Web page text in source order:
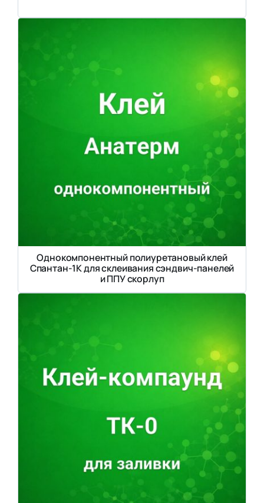
Однокомпонентный полиуретановый клей
Спантан-1К для склеивания сэндвич-панелей
и ППУ скорлуп